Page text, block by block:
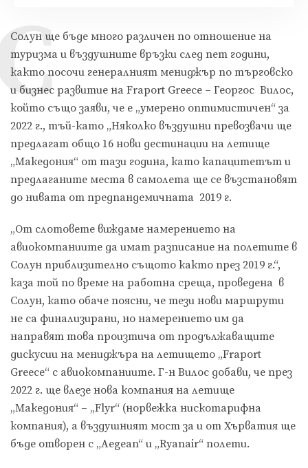
Солун ще бъде много различен по отношение на
туризма и въздушните връзки след пет години,
както посочи генералният мениджър по търговско
и бизнес развитие на Fraport Greece – Георгос Вилос,
който също заяви, че е „умерено оптимистичен“ за
2022 г., тъй-като „Няколко въздушни превозвачи ще
предлагат общо 16 нови дестинации на летище
„Македония“ от тази година, като капацитетът и
предлаганите места в самолета ще се възстановят
до нивата от предпандемичната 2019 г.
„От слотовете виждаме намерението на
авиокомпаниите да имат разписание на полетите в
Солун приблизително същото както през 2019 г.“,
каза той по време на работна среща, проведена в
Солун, като обаче поясни, че тези нови маршрути
не са финализирани, но намерението им да
направят това произтича от продължаващите
дискусии на мениджъра на летището „Fraport
Greece“ с авиокомпаниите. Г-н Вилос добави, че през
2022 г. ще влезе нова компания на летище
„Македония“ – „Flyr“ (норвежка нискотарифна
компания), а въздушният мост за и от Хърватия ще
бъде отворен с „Aegean“ и „Ryanair“ полети.